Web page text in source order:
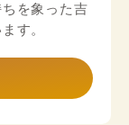
を象った吉
す。